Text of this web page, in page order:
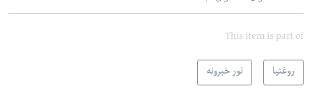
This item is part of
روغتیا نور خبرونه